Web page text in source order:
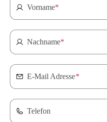
Vorname*
Nachname*
E-Mail Adresse*
Telefon